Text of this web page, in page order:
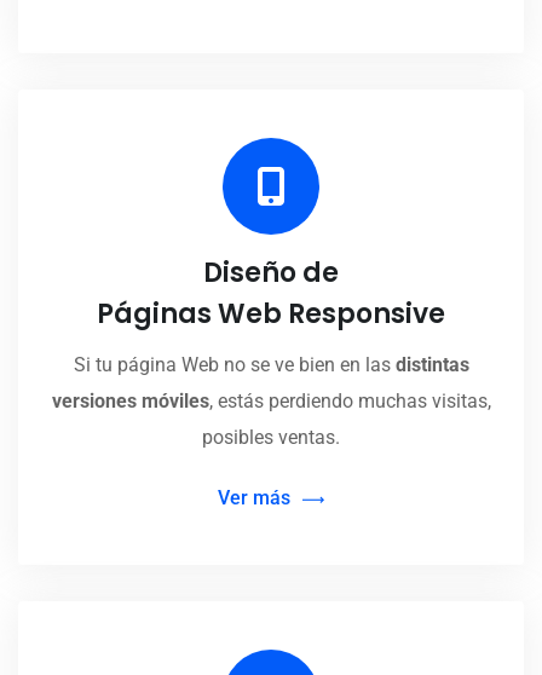
Diseño de
Páginas Web Responsive
Si tu página Web no se ve bien en las distintas
versiones móviles, estás perdiendo muchas visitas,
posibles ventas.
Ver más